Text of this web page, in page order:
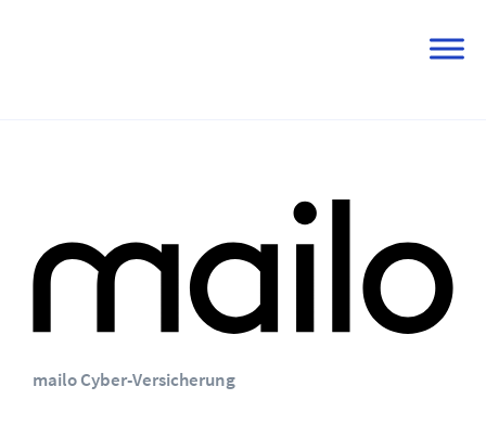
mailo Cyber-Versicherung